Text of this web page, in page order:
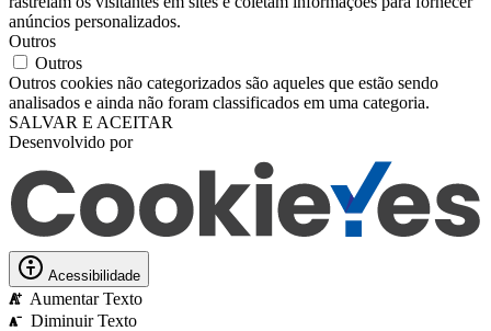
anúncios personalizados.
Outros
Outros
Outros cookies não categorizados são aqueles que estão sendo
analisados ​​e ainda não foram classificados em uma categoria.
SALVAR E ACEITAR
Desenvolvido por
Acessibilidade
A Aumentar Texto
A
Diminuir Texto